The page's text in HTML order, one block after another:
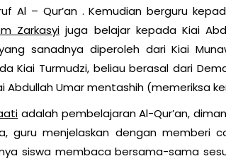
Al – Qur’an . Kemudian berguru
Zarkasyi juga belajar kepada Kiai
sanadnya diperoleh dari Kiai
Kiai Turmudzi, beliau berasal dari
Abdullah Umar mentashih (memeriksa
adalah pembelajaran Al-Qur’an,
guru menjelaskan dengan memberi
siswa membaca bersama-sama